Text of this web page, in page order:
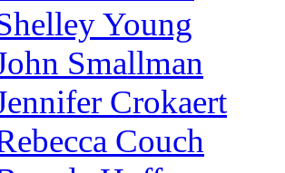
Young
Smallman
Crokaert
Couch